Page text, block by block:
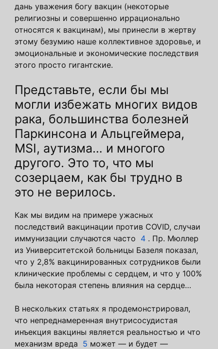
дань уважения богу вакцин (некоторые
религиозны и совершенно иррационально
относятся к вакцинам), мы принесли в жертву
этому безумию наше коллективное здоровье, и
эмоциональные и экономические последствия
этого просто гигантские.
Представьте, если бы мы
могли избежать многих видов
рака, большинства болезней
Паркинсона и Альцгеймера,
MSI, аутизма… и многого
другого. Это то, что мы
созерцаем, как бы трудно в
это не верилось.
Как мы видим на примере ужасных
последствий вакцинации против COVID, случаи
иммунизации случаются часто 4 . Пр. Мюллер
из Университетской больницы Базеля показал,
что у 2,8% вакцинированных сотрудников были
клинические проблемы с сердцем, и что у 100%
была некоторая степень влияния на сердце…
В нескольких статьях я продемонстрировал,
что непреднамеренная внутрисосудистая
инъекция вакцины является реальностью и что
механизм вреда 5 может — и будет —